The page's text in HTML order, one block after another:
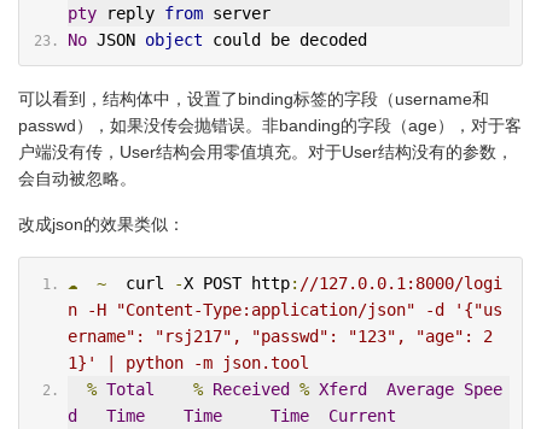
pty reply from server
No JSON object could be decoded
可以看到，结构体中，设置了binding标签的字段（username和
passwd），如果没传会抛错误。非banding的字段（age），对于客
户端没有传，User结构会用零值填充。对于User结构没有的参数，
会自动被忽略。
改成json的效果类似：
☁ ~
  curl
-X POST http: //127.0.0.1:8000/logi
n -H "Content-Type:application/json" -d '{"us
ername": "rsj217", "passwd": "123", "age": 2
1}' | python -m json.tool
% Total % Received % Xferd Average Spee
d
Time Time Time
Current